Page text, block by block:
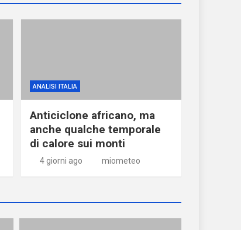
ANALISI ITALIA
Anticiclone africano, ma
anche qualche temporale
di calore sui monti
4 giorni ago miometeo